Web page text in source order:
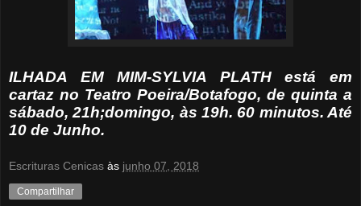
ILHADA EM MIM-SYLVIA PLATH está em
cartaz no Teatro Poeira/Botafogo, de quinta a
sábado, 21h;domingo, às 19h. 60 minutos. Até
10 de Junho.
Escrituras Cenicas às junho 07, 2018
Compartilhar